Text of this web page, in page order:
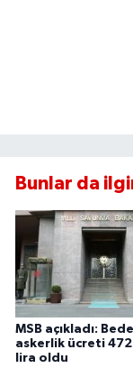
Bunlar da
MSB açıkladı:
askerlik ücreti
lira oldu